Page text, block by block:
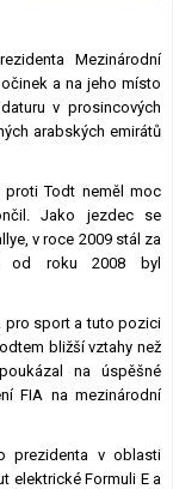
Mezinárodní
a na jeho místo
v prosincových
arabských emirátů
proti Todt neměl moc
Jako jezdec se
v roce 2009 stál za
od roku 2008 byl
pro sport a tuto pozici
bližší vztahy než
na úspěšné
FIA na mezinárodní
prezidenta v oblasti
elektrické Formuli E a